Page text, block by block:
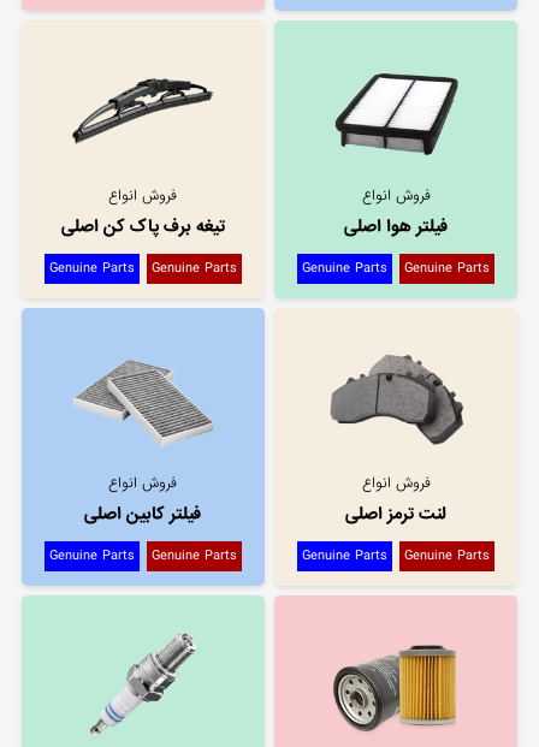
فروش انواع
فیلتر هوا اصلی
Genuine Parts
Genuine Parts
فروش انواع
تیغه برف پاک کن اصلی
Genuine Parts
Genuine Parts
فروش انواع
لنت ترمز اصلی
Genuine Parts
Genuine Parts
فروش انواع
فیلتر کابین اصلی
Genuine Parts
Genuine Parts